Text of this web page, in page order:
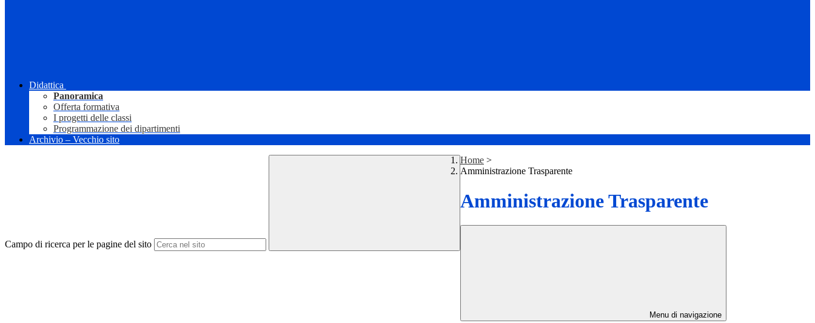
Didattica
Panoramica
Offerta formativa
I progetti delle classi
Programmazione dei dipartimenti
Archivio – Vecchio sito
Campo di ricerca per le pagine del sito
Home >
Amministrazione Trasparente
Amministrazione Trasparente
Menu di navigazione